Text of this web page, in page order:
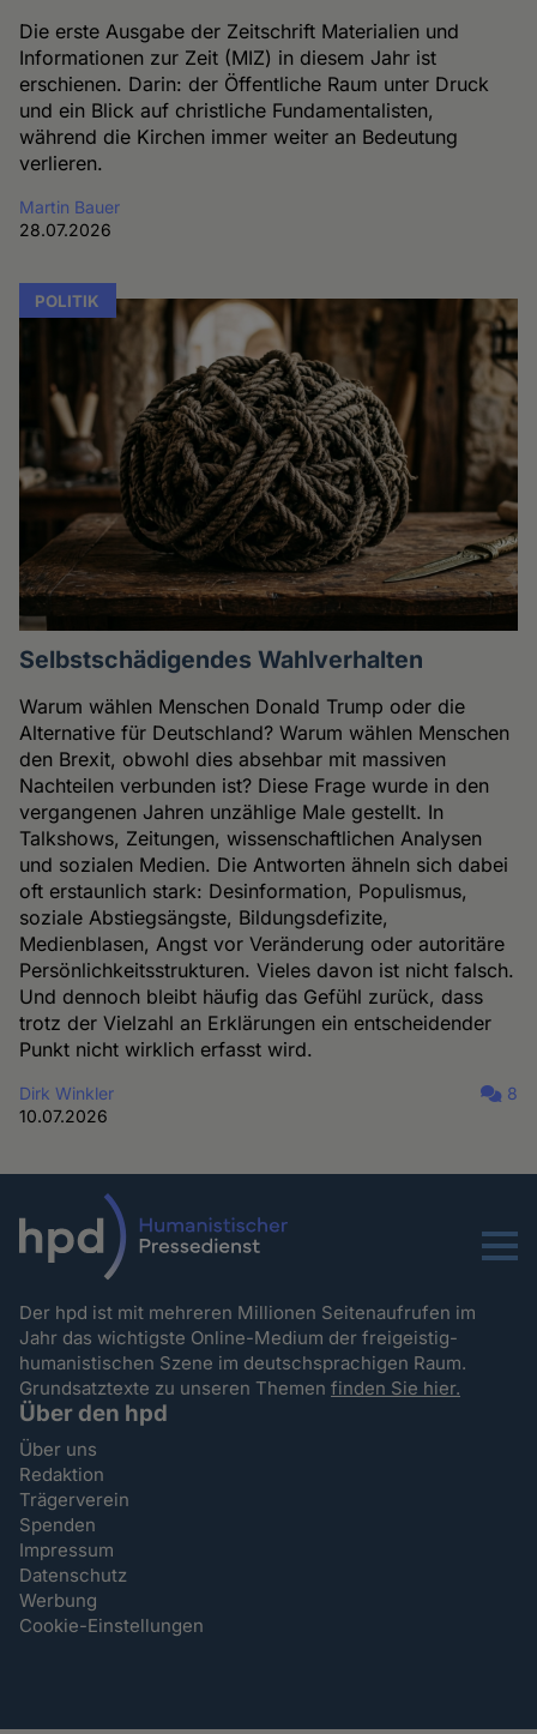
Die erste Ausgabe der Zeitschrift Materialien und
Informationen zur Zeit (MIZ) in diesem Jahr ist
erschienen. Darin: der Öffentliche Raum unter Druck
und ein Blick auf christliche Fundamentalisten,
während die Kirchen immer weiter an Bedeutung
verlieren.
Martin Bauer
28.07.2026
POLITIK
Selbstschädigendes Wahlverhalten
Warum wählen Menschen Donald Trump oder die
Alternative für Deutschland? Warum wählen Menschen
den Brexit, obwohl dies absehbar mit massiven
Nachteilen verbunden ist? Diese Frage wurde in den
vergangenen Jahren unzählige Male gestellt. In
Talkshows, Zeitungen, wissenschaftlichen Analysen
und sozialen Medien. Die Antworten ähneln sich dabei
oft erstaunlich stark: Desinformation, Populismus,
soziale Abstiegsängste, Bildungsdefizite,
Medienblasen, Angst vor Veränderung oder autoritäre
Persönlichkeitsstrukturen. Vieles davon ist nicht falsch.
Und dennoch bleibt häufig das Gefühl zurück, dass
trotz der Vielzahl an Erklärungen ein entscheidender
Punkt nicht wirklich erfasst wird.
Dirk Winkler
10.07.2026
8
Menu
Der hpd ist mit mehreren Millionen Seitenaufrufen im
Jahr das wichtigste Online-Medium der freigeistig-
humanistischen Szene im deutschsprachigen Raum.
Grundsatztexte zu unseren Themenfinden Sie hier.
Über den hpd
Über uns
Redaktion
Trägerverein
Spenden
Impressum
Datenschutz
Werbung
Cookie-Einstellungen